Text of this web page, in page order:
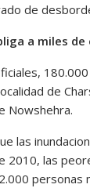
de
a miles de
de
Nowshehra.
las
2010, las
personas